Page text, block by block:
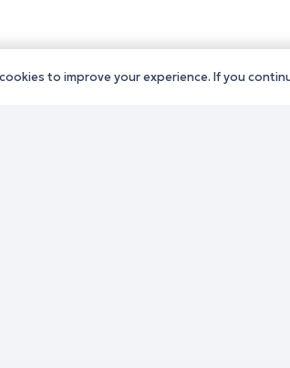
to improve your experience. If you